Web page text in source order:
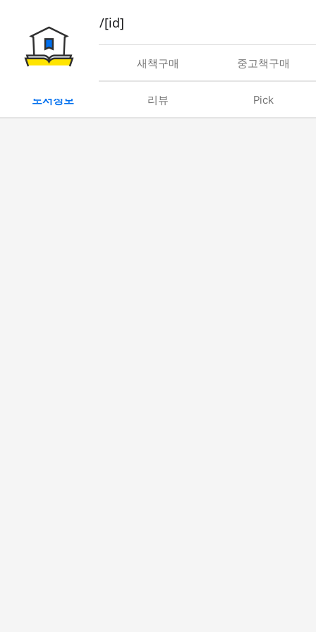
book/rent/[id]
대여 새책구매 중고책구매
도서정보 리뷰 Pick